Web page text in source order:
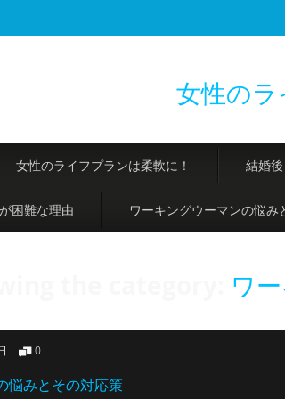
女性の
女性のライフプランは柔軟に！ 結婚
困難な理由 ワーキングウーマンの悩み
ワ
0
悩みとその対応策